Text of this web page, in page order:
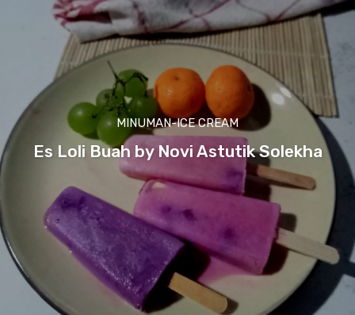
MINUMAN-ICE CREAM
Es Loli Buah by Novi Astutik Solekha